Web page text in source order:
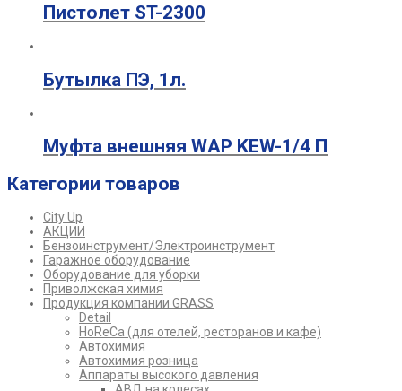
Пистолет ST-2300
Бутылка ПЭ, 1л.
Муфта внешняя WAP KEW-1/4 П
Категории товаров
City Up
АКЦИИ
Бензоинструмент/Электроинструмент
Гаражное оборудование
Оборудование для уборки
Приволжская химия
Продукция компании GRASS
Detail
HoReCa (для отелей, ресторанов и кафе)
Автохимия
Автохимия розница
Аппараты высокого давления